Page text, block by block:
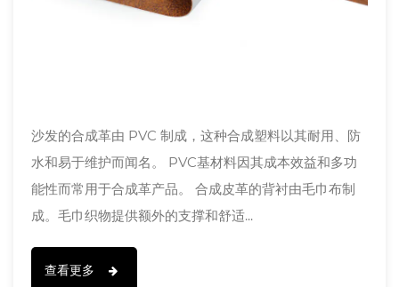
沙发的合成革由 PVC 制成，这种合成塑料以其耐用、防
水和易于维护而闻名。 PVC基材料因其成本效益和多功
能性而常用于合成革产品。 合成皮革的背衬由毛巾布制
成。毛巾织物提供额外的支撑和舒适...
查看更多